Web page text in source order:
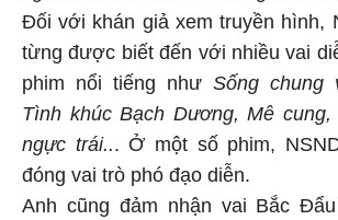
Đối với khán giả xem truyền hình,
từng được biết đến với nhiều vai
phim nổi tiếng như Sống chung
Tình khúc Bạch Dương, Mê
ngực trái..
. Ở một số phim,
đóng vai trò phó đạo diễn.
Anh cũng đảm nhận vai Bắc